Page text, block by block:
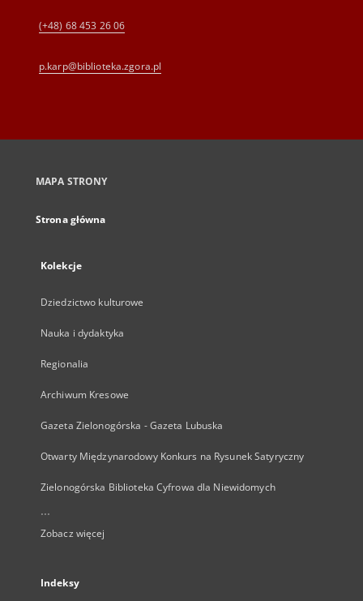
(+48) 68 453 26 06
p.karp@biblioteka.zgora.pl
MAPA STRONY
Strona główna
Kolekcje
Dziedzictwo kulturowe
Nauka i dydaktyka
Regionalia
Archiwum Kresowe
Gazeta Zielonogórska - Gazeta Lubuska
Otwarty Międzynarodowy Konkurs na Rysunek Satyryczny
Zielonogórska Biblioteka Cyfrowa dla Niewidomych
...
Zobacz więcej
Indeksy